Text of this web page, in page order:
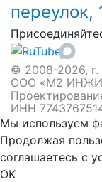
переулок,
© 2008-2026, г.
ООО «М2
ИНН
Мы используем
Продолжая
соглашаетесь с
OK